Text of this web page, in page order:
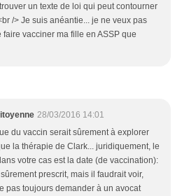
un texte de loi qui peut contourner
/> Je suis anéantie... je ne veux pas
vacciner ma fille en ASSP que
28/03/2016 14:01
du vaccin serait sûrement à explorer
la thérapie de Clark... juridiquement, le
votre cas est la date (de vaccination):
prescrit, mais il faudrait voir,
pas toujours demander à un avocat